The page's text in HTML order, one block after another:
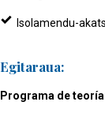
Isolamendu-
Egitaraua:
Programa de